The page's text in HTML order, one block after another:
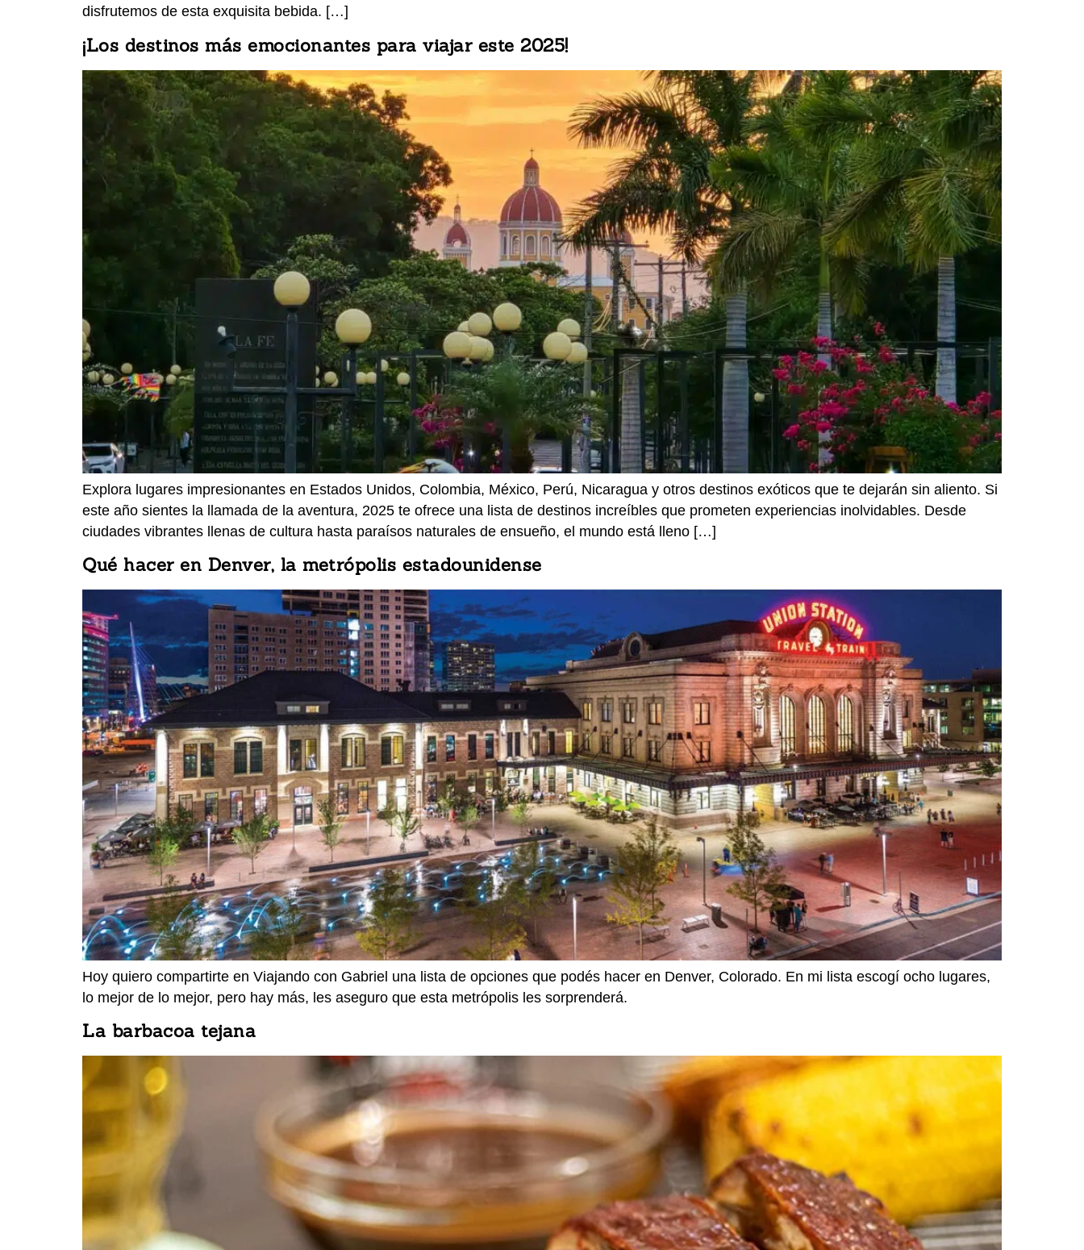
disfrutemos de esta exquisita bebida. […]
¡Los destinos más emocionantes para viajar este 2025!
Explora lugares impresionantes en Estados Unidos, Colombia, México, Perú, Nicaragua y otros destinos exóticos que te dejarán sin aliento. Si
este año sientes la llamada de la aventura, 2025 te ofrece una lista de destinos increíbles que prometen experiencias inolvidables. Desde
ciudades vibrantes llenas de cultura hasta paraísos naturales de ensueño, el mundo está lleno […]
Qué hacer en Denver, la metrópolis estadounidense
Hoy quiero compartirte en Viajando con Gabriel una lista de opciones que podés hacer en Denver, Colorado. En mi lista escogí ocho lugares,
lo mejor de lo mejor, pero hay más, les aseguro que esta metrópolis les sorprenderá.
La barbacoa tejana